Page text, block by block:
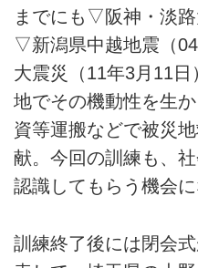
までにも▽阪神・淡路
▽新潟県中越地震（
大震災（11年3月11
地でその機動性を生
資等運搬などで被災
献。今回の訓練も、
認識してもらう機会に
訓練終了後には閉会